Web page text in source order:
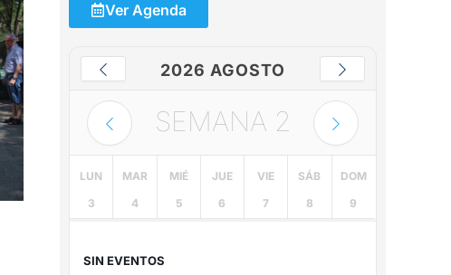
Ver Agenda
2026 AGOSTO
SEMANA 2
LUN
3
MAR
4
MIÉ
5
JUE
6
VIE
7
SÁB
8
DOM
9
SIN EVENTOS